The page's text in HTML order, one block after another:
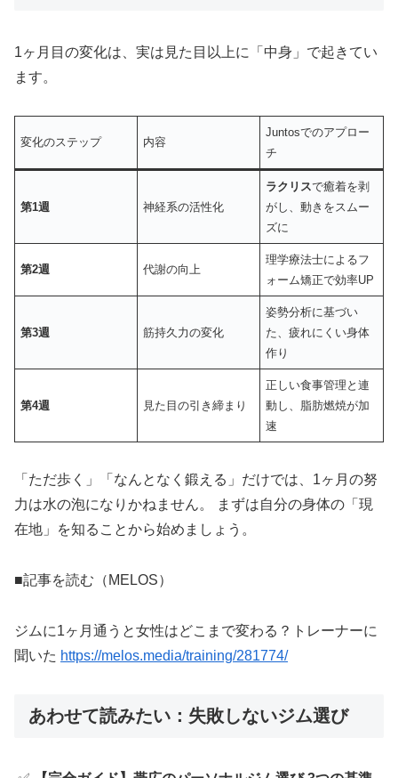
1ヶ月目の変化は、実は見た目以上に「中身」で起きてい
ます。
変化のステップ 内容
Juntosでのアプロー
チ
第1週 神経系の活性化
ラクリスで癒着を剥
がし、動きをスムー
ズに
第2週 代謝の向上
理学療法士によるフ
ォーム矯正で効率UP
第3週 筋持久力の変化
姿勢分析に基づい
た、疲れにくい身体
作り
第4週 見た目の引き締まり
正しい食事管理と連
動し、脂肪燃焼が加
速
「ただ歩く」「なんとなく鍛える」だけでは、1ヶ月の努
力は水の泡になりかねません。 まずは自分の身体の「現
在地」を知ることから始めましょう。
■記事を読む（MELOS）
ジムに1ヶ月通うと女性はどこまで変わる？トレーナーに
聞いた https://melos.media/training/281774/
あわせて読みたい：失敗しないジム選び